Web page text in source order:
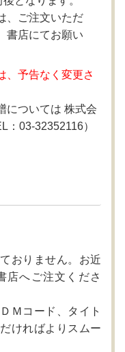
、ご注文いただ
書店にてお願い
、予告なく変更さ
については 株式会
：03-32352116）
おりません。お近
店へご注文くださ
Ｍコード、タイト
ければよりスムー